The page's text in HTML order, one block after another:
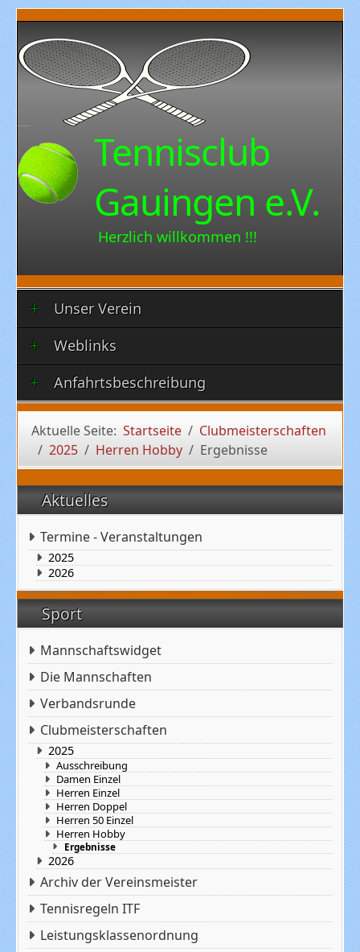
Tennisclub
Gauingen e.V.
Herzlich willkommen !!!
Unser Verein
Weblinks
Anfahrtsbeschreibung
Aktuelle Seite: Startseite
Clubmeisterschaften
2025
Herren Hobby Ergebnisse
Aktuelles
Termine - Veranstaltungen
2025
2026
Sport
Mannschaftswidget
Die Mannschaften
Verbandsrunde
Clubmeisterschaften
2025
Ausschreibung
Damen Einzel
Herren Einzel
Herren Doppel
Herren 50 Einzel
Herren Hobby
Ergebnisse
2026
Archiv der Vereinsmeister
Tennisregeln ITF
Leistungsklassenordnung